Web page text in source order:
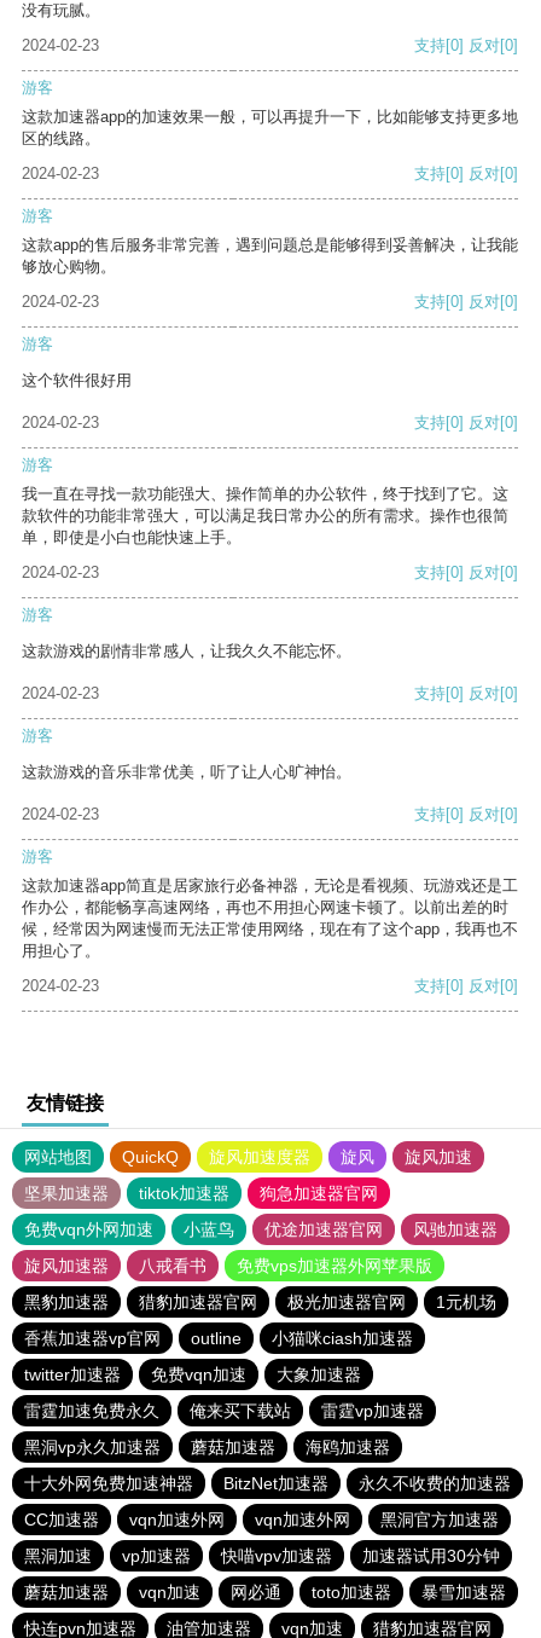
没有玩腻。
2024-02-23
支持[0] 反对[0]
游客
这款加速器app的加速效果一般，可以再提升一下，比如能够支持更多地
区的线路。
2024-02-23
支持[0] 反对[0]
游客
这款app的售后服务非常完善，遇到问题总是能够得到妥善解决，让我能
够放心购物。
2024-02-23
支持[0] 反对[0]
游客
这个软件很好用
2024-02-23 支持[0] 反对[0]
游客
我一直在寻找一款功能强大、操作简单的办公软件，终于找到了它。这
款软件的功能非常强大，可以满足我日常办公的所有需求。操作也很简
单，即使是小白也能快速上手。
2024-02-23
支持[0] 反对[0]
游客
这款游戏的剧情非常感人，让我久久不能忘怀。
2024-02-23 支持[0] 反对[0]
游客
这款游戏的音乐非常优美，听了让人心旷神怡。
2024-02-23 支持[0] 反对[0]
游客
这款加速器app简直是居家旅行必备神器，无论是看视频、玩游戏还是工
作办公，都能畅享高速网络，再也不用担心网速卡顿了。以前出差的时
候，经常因为网速慢而无法正常使用网络，现在有了这个app，我再也不
用担心了。
2024-02-23
支持[0] 反对[0]
友情链接
网站地图 QuickQ 旋风加速度器 旋风
旋风加速
坚果加速器
tiktok加速器
狗急加速器官网
免费vqn外网加速
小蓝鸟 优途加速器官网
风驰加速器
旋风加速器
八戒看书
免费vps加速器外网苹果版
黑豹加速器
猎豹加速器官网 极光加速器官网
1元机场
香蕉加速器vp官网
outline
小猫咪ciash加速器
twitter加速器
免费vqn加速
大象加速器
雷霆加速免费永久
俺来买下载站
雷霆vp加速器
黑洞vp永久加速器
蘑菇加速器
海鸥加速器
十大外网免费加速神器
BitzNet加速器
永久不收费的加速器
CC加速器
vqn加速外网 vqn加速外网
黑洞官方加速器
黑洞加速
vp加速器 快喵vpv加速器
加速器试用30分钟
蘑菇加速器
vqn加速 网必通 toto加速器
暴雪加速器
快连pvn加速器
油管加速器 vqn加速 猎豹加速器官网